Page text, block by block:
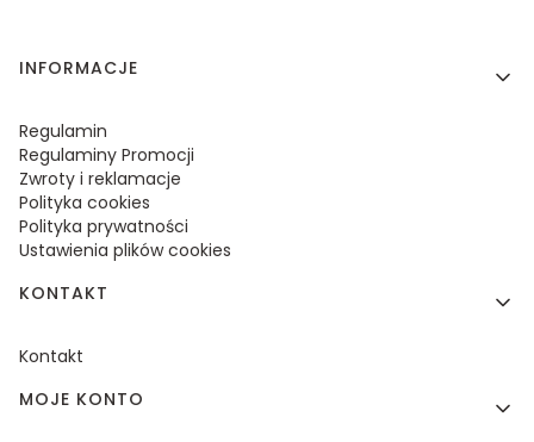
Linki w stopce
INFORMACJE
Regulamin
Regulaminy Promocji
Zwroty i reklamacje
Polityka cookies
Polityka prywatności
Ustawienia plików cookies
KONTAKT
Kontakt
MOJE KONTO